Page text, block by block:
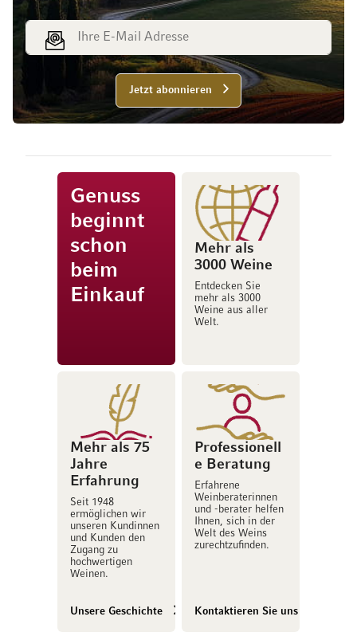
E-Mail Adresse
Jetzt abonnieren
Genuss
beginnt
schon
beim
Einkauf
Mehr als
3000 Weine
Entdecken Sie
mehr als 3000
Weine aus aller
Welt.
Mehr als 75
Jahre
Erfahrung
Seit 1948
ermöglichen wir
unseren Kundinnen
und Kunden den
Zugang zu
hochwertigen
Weinen.
Unsere Geschichte
Professionell
e Beratung
Erfahrene
Weinberaterinnen
und -berater helfen
Ihnen, sich in der
Welt des Weins
zurechtzufinden.
Kontaktieren Sie uns